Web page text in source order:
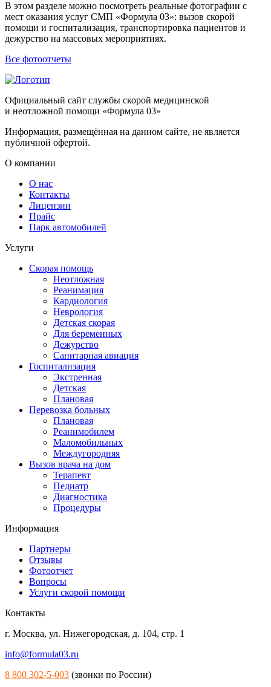
В этом разделе можно посмотреть реальные фотографии с
мест оказания услуг СМП «Формула 03»: вызов скорой
помощи и госпитализация, транспортировка пациентов и
дежурство на массовых мероприятиях.
Все фотоотчеты
Официальный сайт службы скорой медицинской
и неотложной помощи «Формула 03»
Информация, размещённая на данном сайте, не является
публичной офертой.
О компании
О нас
Контакты
Лицензии
Прайс
Парк автомобилей
Услуги
Скорая помощь
Неотложная
Реанимация
Кардиология
Неврология
Детская скорая
Для беременных
Дежурство
Санитарная авиация
Госпитализация
Экстренная
Детская
Плановая
Перевозка больных
Плановая
Реанимобилем
Маломобильных
Междугородняя
Вызов врача на дом
Терапевт
Педиатр
Диагностика
Процедуры
Информация
Партнеры
Отзывы
Фотоотчет
Вопросы
Услуги скорой помощи
Контакты
г. Москва, ул. Нижегородская, д. 104, стр. 1
info@formula03.ru
8 800 302-5-003 (звонки по России)